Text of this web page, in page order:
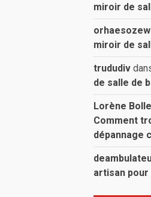
miroir de
miroir de
trududiv
de salle de
Lorène
Comment
dépannage
artisan pour